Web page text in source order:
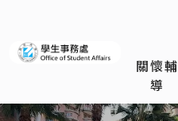
關懷輔
導